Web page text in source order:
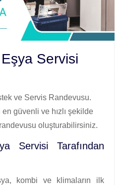
Servisi
ve Servis Randevusu.
en güvenli ve hızlı şekilde
oluşturabilirsiniz.
Servisi Tarafından
kombi ve klimaların ilk